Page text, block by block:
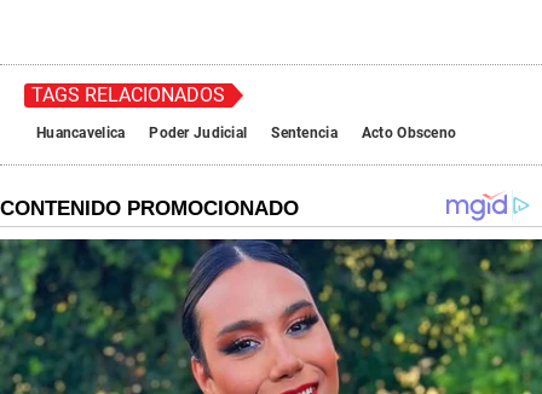
TAGS RELACIONADOS
Huancavelica Poder Judicial Sentencia Acto Obsceno